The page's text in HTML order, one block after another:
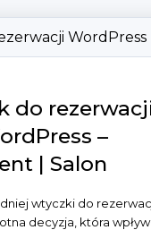
do
–
| Salon
wtyczki do
decyzja, która